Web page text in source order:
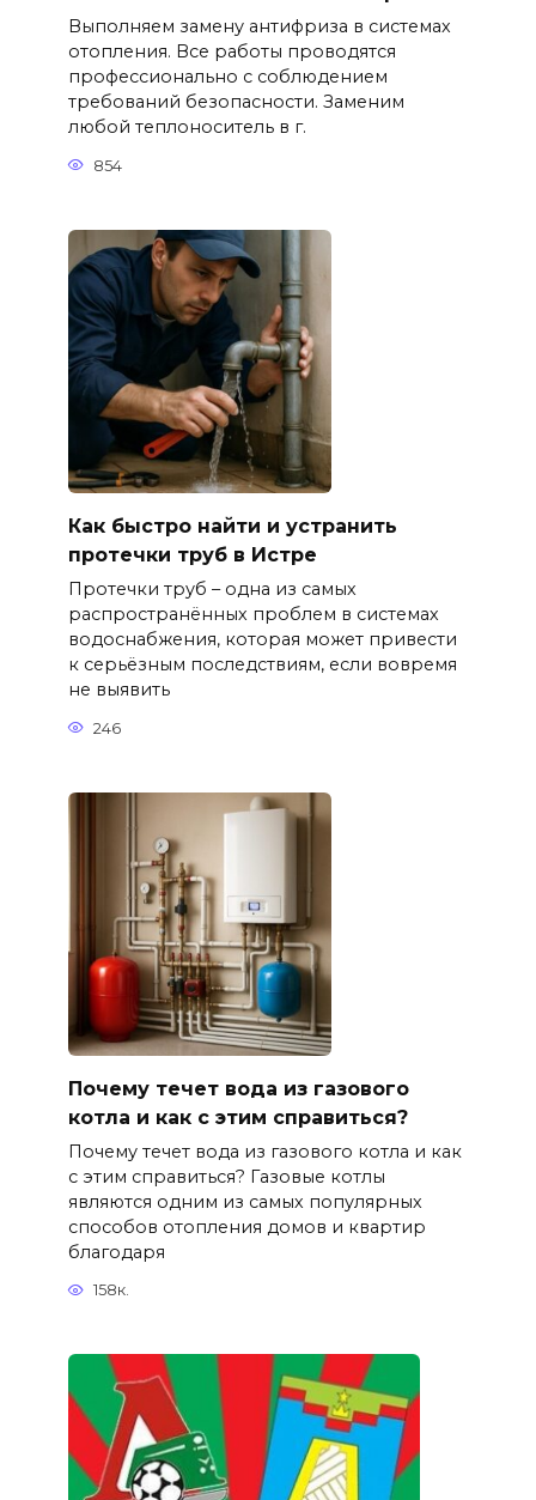
Выполняем замену антифриза в системах
отопления. Все работы проводятся
профессионально с соблюдением
требований безопасности. Заменим
любой теплоноситель в г.
854
Как быстро найти и устранить
протечки труб в Истре
Протечки труб – одна из самых
распространённых проблем в системах
водоснабжения, которая может привести
к серьёзным последствиям, если вовремя
не выявить
246
Почему течет вода из газового
котла и как с этим справиться?
Почему течет вода из газового котла и как
с этим справиться? Газовые котлы
являются одним из самых популярных
способов отопления домов и квартир
благодаря
158к.